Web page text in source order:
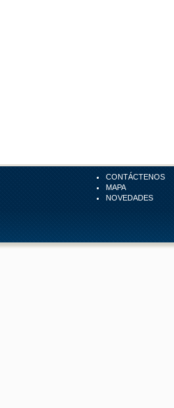
CONTÁCTENOS
MAPA
NOVEDADES